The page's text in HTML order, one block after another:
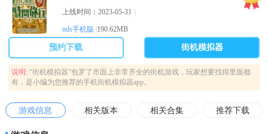
上线时间：2023-05-31
nds手机版 190.62MB
预约下载 街机模拟器
说明: “街机模拟器”包罗了市面上非常齐全的街机游戏，玩家想要找得里面都
有，是小编为您推荐的手机街机模拟器app。
游戏信息 相关版本 相关合集 推荐下载